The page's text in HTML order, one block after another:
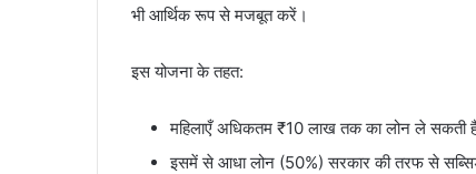
भी आर्थिक रूप से मजबूत करें।
इस योजना के तहत:
महिलाएँ अधिकतम ₹10 लाख तक का लोन ले सकती
इसमें से आधा लोन (50%) सरकार की तरफ से